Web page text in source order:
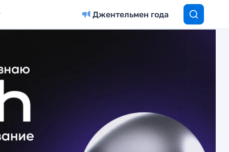
Джентельмен года